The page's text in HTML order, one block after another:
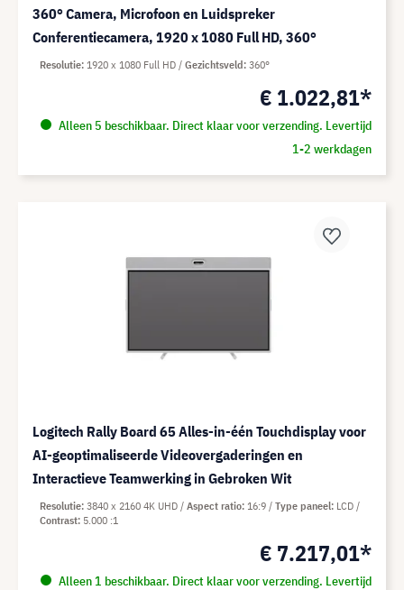
360° Camera, Microfoon en Luidspreker
Conferentiecamera, 1920 x 1080 Full HD, 360°
€ 1.022,81*
Alleen 5 beschikbaar. Direct klaar voor verzending. Levertijd
1-2 werkdagen
Resolutie 1920 x 1080 Full HD Gezichtsveld 360°
Logitech Rally Board 65 Alles-in-één Touchdisplay voor
AI-geoptimaliseerde Videovergaderingen en
Interactieve Teamwerking in Gebroken Wit
€ 7.217,01*
Alleen 1 beschikbaar. Direct klaar voor verzending. Levertijd
Resolutie 3840 x 2160 4K UHD Aspect ratio 16:9 Type paneel LCD
Contrast 5.000 :1